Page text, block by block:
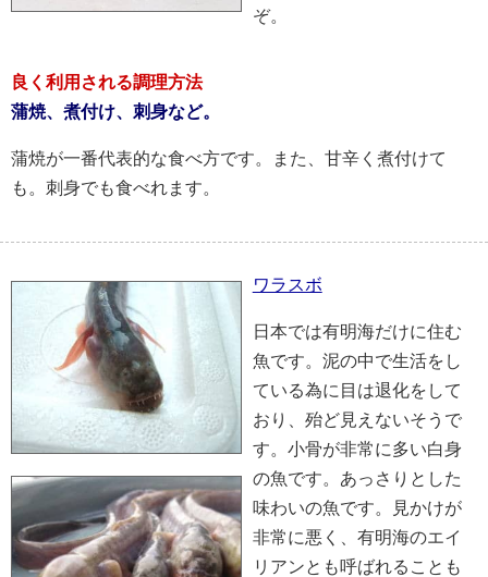
ぞ。
良く利用される調理方法
蒲焼、煮付け、刺身など。
蒲焼が一番代表的な食べ方です。また、甘辛く煮付けて
も。刺身でも食べれます。
ワラスボ
日本では有明海だけに住む
魚です。泥の中で生活をし
ている為に目は退化をして
おり、殆ど見えないそうで
す。小骨が非常に多い白身
の魚です。あっさりとした
味わいの魚です。見かけが
非常に悪く、有明海のエイ
リアンとも呼ばれることも